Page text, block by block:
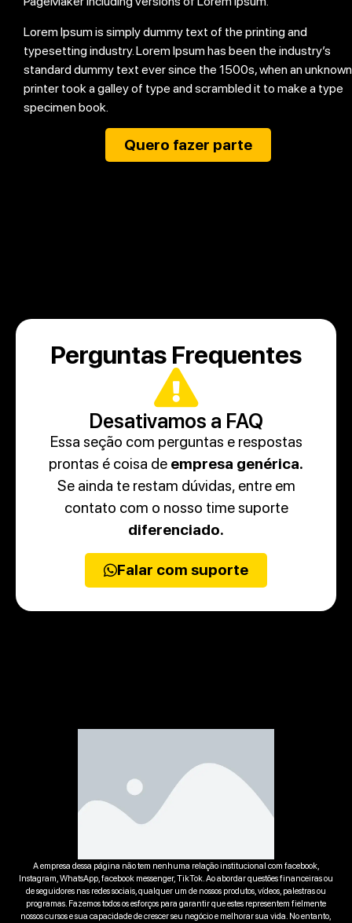
Lorem Ipsum is simply dummy text of the printing and
typesetting industry. Lorem Ipsum has been the industry’s
standard dummy text ever since the 1500s, when an unknown
printer took a galley of type and scrambled it to make a type
specimen book.
Quero fazer parte
Perguntas Frequentes
Desativamos a FAQ
Essa seção com perguntas e respostas
prontas é coisa de empresa genérica.
Se ainda te restam dúvidas, entre em
contato com o nosso time suporte
diferenciado.
Falar com suporte
A empresa dessa página não tem nenhuma relação institucional com facebook,
Instagram, WhatsApp, facebook messenger, TikTok. Ao abordar questões financeiras ou
de seguidores nas redes sociais, qualquer um de nossos produtos, vídeos, palestras ou
programas. Fazemos todos os esforços para garantir que estes representem fielmente
nossos cursos e sua capacidade de crescer seu negócio e melhorar sua vida. No entanto,